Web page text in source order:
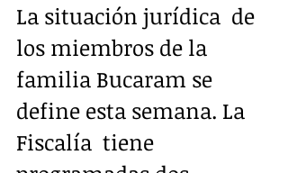
La situación jurídica  de
los miembros de la
familia Bucaram se
define esta semana. La
Fiscalía  tiene